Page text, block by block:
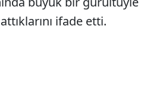
ifade etti.